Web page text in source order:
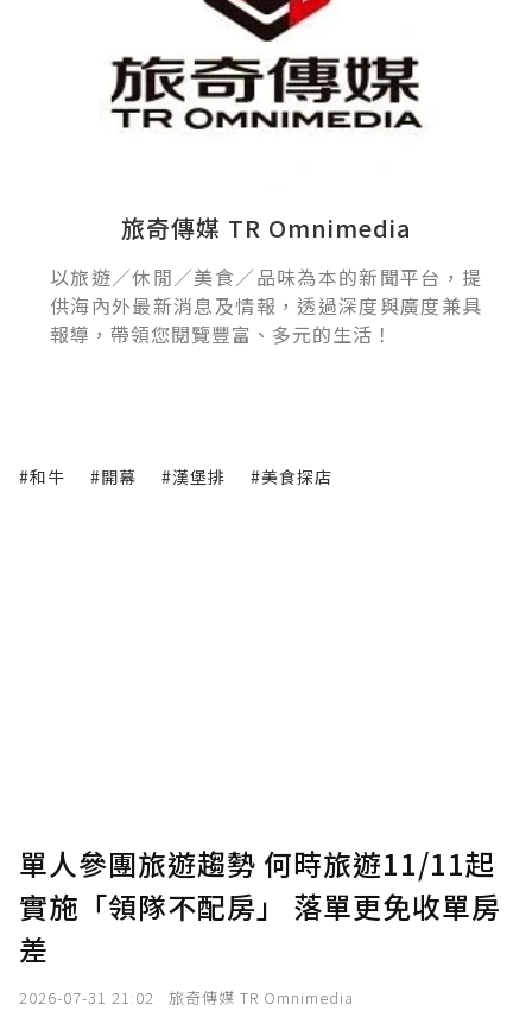
旅奇傳媒 TR Omnimedia
以旅遊／休閒／美食／品味為本的新聞平台，提
供海內外最新消息及情報，透過深度與廣度兼具
報導，帶領您閱覽豐富、多元的生活！
#和牛 #開幕 #漢堡排 #美食探店
單人參團旅遊趨勢 何時旅遊11/11起
實施「領隊不配房」 落單更免收單房
差
2026-07-31 21:02 旅奇傳媒 TR Omnimedia